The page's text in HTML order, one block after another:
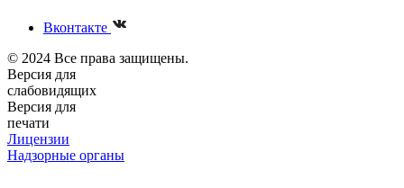
Вконтакте
© 2024 Все права защищены.
Версия для
слабовидящих
Версия для
печати
Лицензии
Надзорные органы